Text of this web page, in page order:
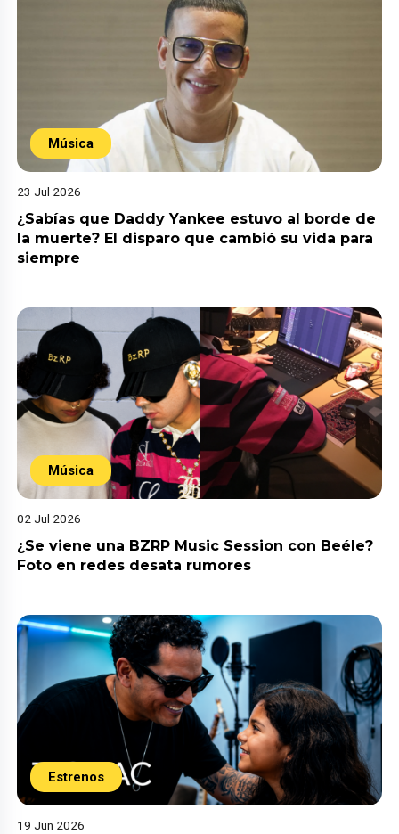
Música
23 Jul 2026
¿Sabías que Daddy Yankee estuvo al borde de
la muerte? El disparo que cambió su vida para
siempre
Música
02 Jul 2026
¿Se viene una BZRP Music Session con Beéle?
Foto en redes desata rumores
Estrenos
19 Jun 2026